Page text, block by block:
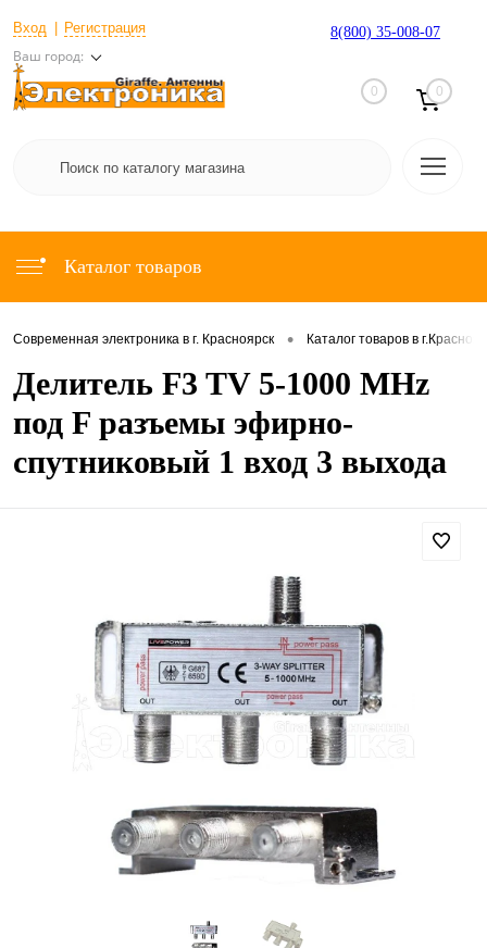
Вход Регистрация
Ваш город:
8(800) 35-008-07
0 0
Каталог товаров
Современная электроника в г. Красноярск • Каталог товаров в
Делитель F3 TV 5-1000 MHz
под F разъемы эфирно-
спутниковый 1 вход 3 выхода